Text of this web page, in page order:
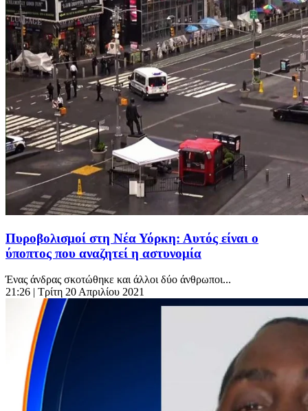
Πυροβολισμοί στη Νέα Υόρκη: Αυτός είναι ο
ύποπτος που αναζητεί η αστυνομία
Ένας άνδρας σκοτώθηκε και άλλοι δύο άνθρωποι...
21:26 | Τρίτη 20 Απριλίου 2021